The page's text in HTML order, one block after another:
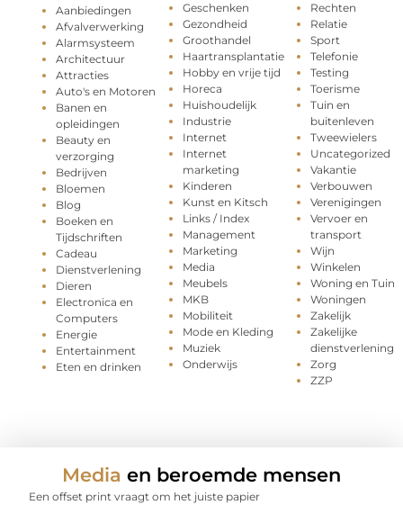
Aanbiedingen
Afvalverwerking
Alarmsysteem
Architectuur
Attracties
Auto's en Motoren
Banen en
opleidingen
Beauty en
verzorging
Bedrijven
Bloemen
Blog
Boeken en
Tijdschriften
Cadeau
Dienstverlening
Dieren
Electronica en
Computers
Energie
Entertainment
Eten en drinken
Geschenken
Gezondheid
Groothandel
Haartransplantatie
Hobby en vrije tijd
Horeca
Huishoudelijk
Industrie
Internet
Internet
marketing
Kinderen
Kunst en Kitsch
Links / Index
Management
Marketing
Media
Meubels
MKB
Mobiliteit
Mode en Kleding
Muziek
Onderwijs
Rechten
Relatie
Sport
Telefonie
Testing
Toerisme
Tuin en
buitenleven
Tweewielers
Uncategorized
Vakantie
Verbouwen
Verenigingen
Vervoer en
transport
Wijn
Winkelen
Woning en Tuin
Woningen
Zakelijk
Zakelijke
dienstverlening
Zorg
ZZP
Media en beroemde mensen
Een offset print vraagt om het juiste papier